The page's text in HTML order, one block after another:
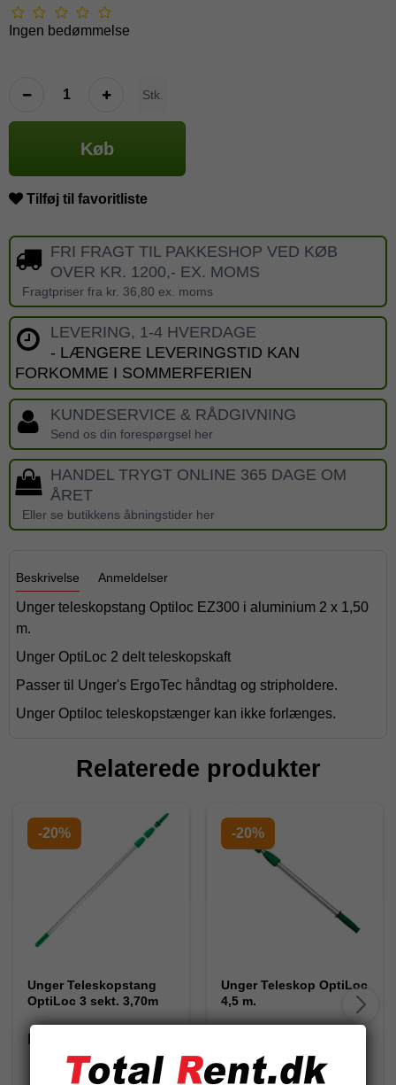
Ingen bedømmelse
Stk.
Køb
Tilføj til favoritliste
FRI FRAGT TIL PAKKESHOP VED KØB
OVER KR. 1200,- EX. MOMS
Fragtpriser fra kr. 36,80 ex. moms
LEVERING, 1-4 HVERDAGE
- LÆNGERE LEVERINGSTID KAN
FORKOMME I SOMMERFERIEN
KUNDESERVICE & RÅDGIVNING
Send os din forespørgsel her
HANDEL TRYGT ONLINE 365 DAGE OM
ÅRET
Eller se butikkens åbningstider her
Beskrivelse Anmeldelser
Unger teleskopstang Optiloc EZ300 i aluminium 2 x 1,50
m.
Unger OptiLoc 2 delt teleskopskaft
Passer til Unger's ErgoTec håndtag og stripholdere.
Unger Optiloc teleskopstænger kan ikke forlænges.
Relaterede produkter
-20%
Unger Teleskopstang
OptiLoc 3 sekt. 3,70m
-20%
Unger Teleskop OptiLoc
4,5 m.